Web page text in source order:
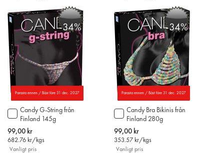
PÅ
ÖNSKELISTAN
TILL
JÄMFÖR
PÅ
ÖNSKELISTAN
TILL
JÄMFÖR
-34%
Parasta ennen / Bäst före 31 dec. 2027
Candy G-String från
Finland 145g
Special
Price
99,00 kr
682.76 kr/kgs
Vanligt pris
Lägg
till
i
varukorgen
Parasta ennen / Bäst före 31 dec. 2027
-34%
Candy Bra Bikinis från
Finland 280g
Special
Price
99,00 kr
353.57 kr/kgs
Vanligt pris
Lägg
till
i
varukorgen